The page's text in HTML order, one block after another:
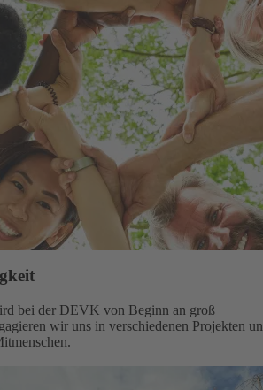
bei der DEVK von Beginn an groß
wir uns in verschiedenen Projekten